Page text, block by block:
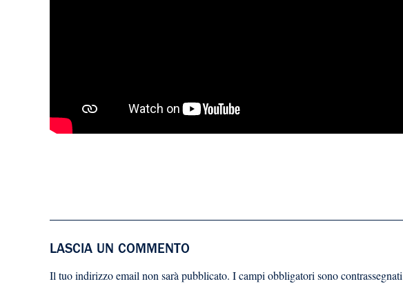
LASCIA UN COMMENTO
Il tuo indirizzo email non sarà pubblicato. I campi obbligatori sono contrassegnati